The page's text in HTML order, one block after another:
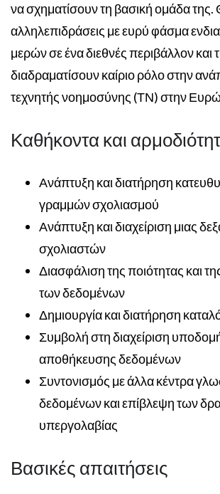
να σχηματίσουν τη βασική ομάδα
αλληλεπιδράσεις με ευρύ φάσμα
μερών σε ένα διεθνές περιβάλλον και
διαδραματίσουν καίριο ρόλο στην
τεχνητής νοημοσύνης (ΤΝ) στην
Καθήκοντα και
Ανάπτυξη και διατήρηση
γραμμών σχολιασμού
Ανάπτυξη και διαχείριση μιας
σχολιαστών
Διασφάλιση της ποιότητας και
των δεδομένων
Δημιουργία και διατήρηση
Συμβολή στη διαχείριση
αποθήκευσης δεδομένων
Συντονισμός με άλλα κέντρα
δεδομένων και επίβλεψη των
υπεργολαβίας
Βασικές απαιτήσεις